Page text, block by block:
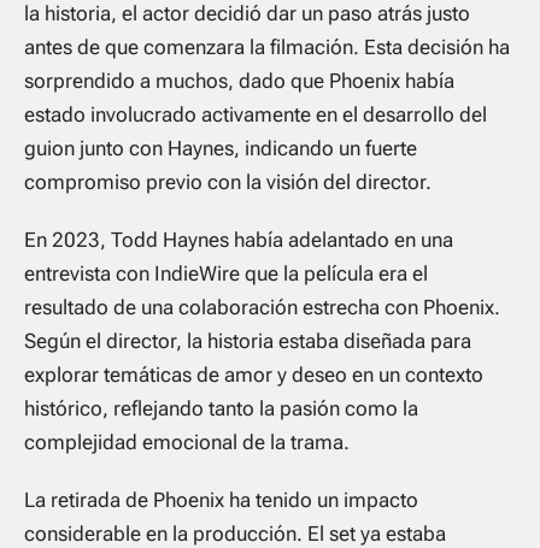
la historia, el actor decidió dar un paso atrás justo
antes de que comenzara la filmación. Esta decisión ha
sorprendido a muchos, dado que Phoenix había
estado involucrado activamente en el desarrollo del
guion junto con Haynes, indicando un fuerte
compromiso previo con la visión del director.
En 2023, Todd Haynes había adelantado en una
entrevista con IndieWire que la película era el
resultado de una colaboración estrecha con Phoenix.
Según el director, la historia estaba diseñada para
explorar temáticas de amor y deseo en un contexto
histórico, reflejando tanto la pasión como la
complejidad emocional de la trama.
La retirada de Phoenix ha tenido un impacto
considerable en la producción. El set ya estaba